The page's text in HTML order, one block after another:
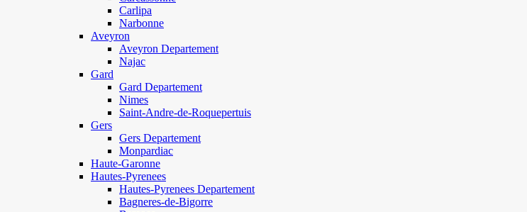
Carlipa
Narbonne
Aveyron
Aveyron Departement
Najac
Gard
Gard Departement
Nimes
Saint-Andre-de-Roquepertuis
Gers
Gers Departement
Monpardiac
Haute-Garonne
Hautes-Pyrenees
Hautes-Pyrenees Departement
Bagneres-de-Bigorre